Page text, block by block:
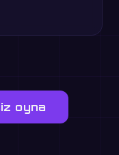
oyna